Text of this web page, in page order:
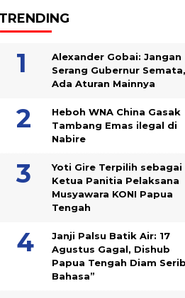
TRENDING
Alexander Gobai: Jangan
Serang Gubernur Semata,
Ada Aturan Mainnya
Heboh WNA China Gasak
Tambang Emas ilegal di
Nabire
Yoti Gire Terpilih sebagai
Ketua Panitia Pelaksana
Musyawara KONI Papua
Tengah
Janji Palsu Batik Air: 17
Agustus Gagal, Dishub
Papua Tengah Diam
Bahasa”